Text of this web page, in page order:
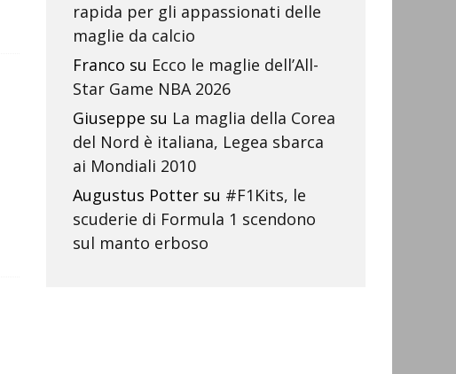
rapida per gli appassionati delle
maglie da calcio
Franco su Ecco le maglie dell’All-
Star Game NBA 2026
Giuseppe su La maglia della Corea
del Nord è italiana, Legea sbarca
ai Mondiali 2010
Augustus Potter su #F1Kits, le
scuderie di Formula 1 scendono
sul manto erboso